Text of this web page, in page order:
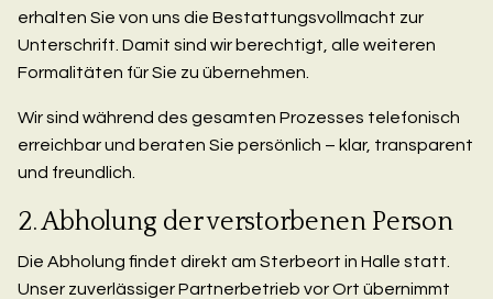
erhalten Sie von uns die Bestattungsvollmacht zur
Unterschrift. Damit sind wir berechtigt, alle weiteren
Formalitäten für Sie zu übernehmen.
Wir sind während des gesamten Prozesses telefonisch
erreichbar und beraten Sie persönlich – klar, transparent
und freundlich.
2. Abholung der verstorbenen Person
Die Abholung findet direkt am Sterbeort in Halle statt.
Unser zuverlässiger Partnerbetrieb vor Ort übernimmt